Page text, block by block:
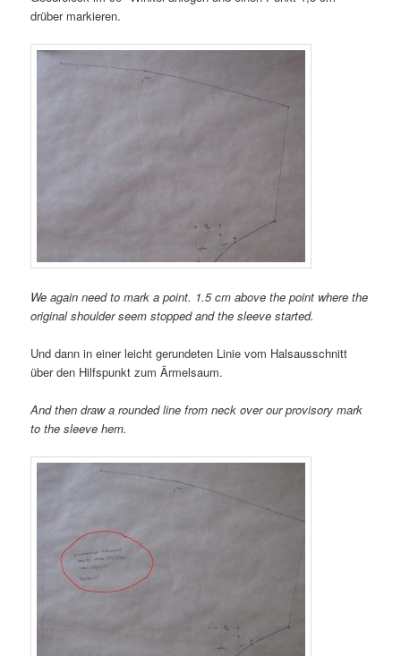
drüber markieren.
We again need to mark a point. 1.5 cm above the point where the
original shoulder seem stopped and the sleeve started.
Und dann in einer leicht gerundeten Linie vom Halsausschnitt
über den Hilfspunkt zum Ärmelsaum.
And then draw a rounded line from neck over our provisory mark
to the sleeve hem.